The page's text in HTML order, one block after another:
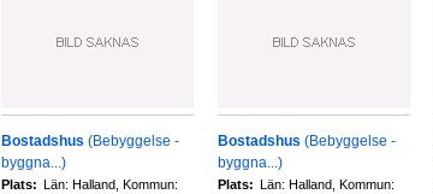
Bostadshus (Bebyggelse -
byggna...)
Plats: Län: Halland, Kommun:
Bostadshus (Bebyggelse -
byggna...)
Plats: Län: Halland, Kommun: